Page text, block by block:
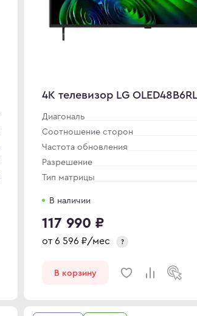
4K телевизор LG
Диагональ
Соотношение сторон
Частота обновления
Разрешение
Тип матрицы
В наличии
117 990 ₽
от 6 596 ₽/мес ?
В корзину